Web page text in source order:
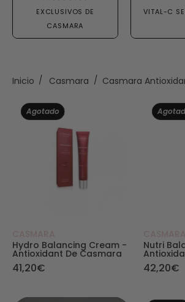
EXCLUSIVOS DE
CASMARA
VITAL-C
Inicio / Casmara / Casmara
Hydro Balancing Cream
Agotado
Hydro Balancing Cream -
Antioxidant De Casmara
41,20€
Nutri
42,20€